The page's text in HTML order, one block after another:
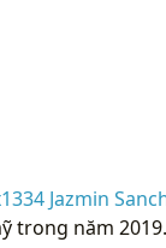
Jazmin
trong năm